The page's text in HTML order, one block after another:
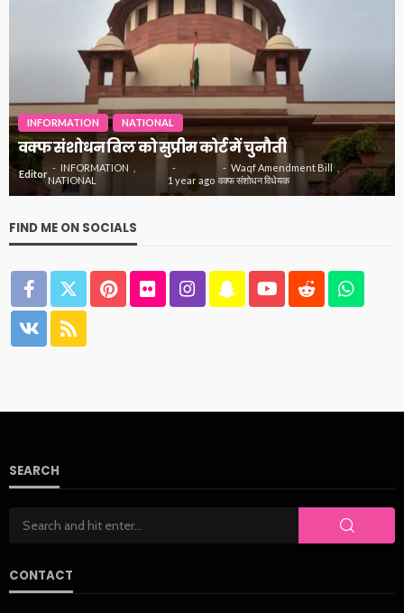
INFORMATION NATIONAL
वक्फ संशोधन बिल को सुप्रीम कोर्ट में चुनौती
Editor
INFORMATION
NATIONAL
1 year ago
Waqf Amendment Bill
वक्फ संशोधन विधेयक
FIND ME ON SOCIALS
SEARCH
CONTACT